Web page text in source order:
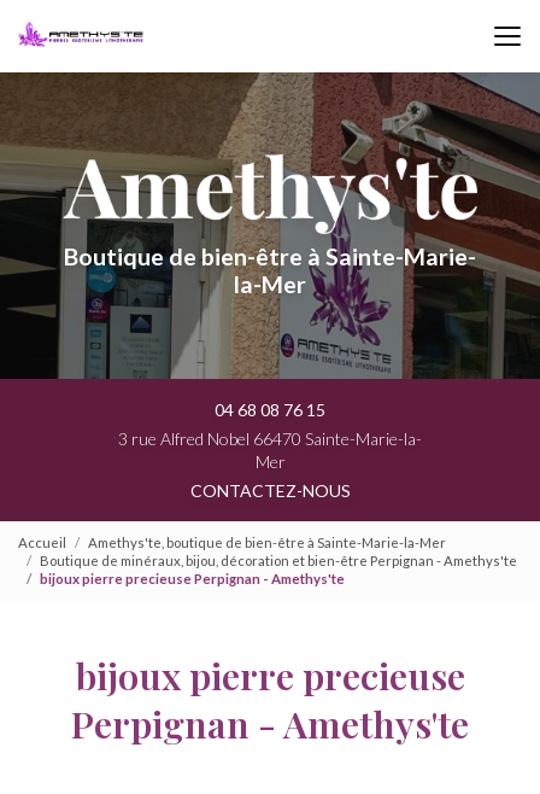
Boutique de bien-être à Sainte-Marie-
la-Mer
04 68 08 76 15
3 rue Alfred Nobel 66470 Sainte-Marie-la-
Mer
CONTACTEZ-NOUS
Accueil
Amethys'te, boutique de bien-être à Sainte-Marie-la-Mer
Boutique de minéraux, bijou, décoration et bien-être Perpignan - Amethys'te
bijoux pierre precieuse Perpignan - Amethys'te
bijoux pierre precieuse
Perpignan - Amethys'te